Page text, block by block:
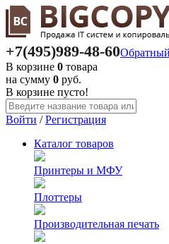
+7(495)989-48-60
В корзине 0 товара
на сумму 0 руб.
В корзине пусто!
Войти /Регистрация
Каталог товаров
Принтеры и МФУ
Плоттеры
Производительная печать